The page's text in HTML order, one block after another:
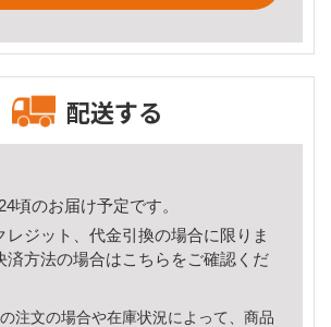
配送する
頃のお届け予定です。
レジット、代金引換の場合に限りま
済方法の場合はこちら をご確認くだ
注文の場合や在庫状況によって、商品